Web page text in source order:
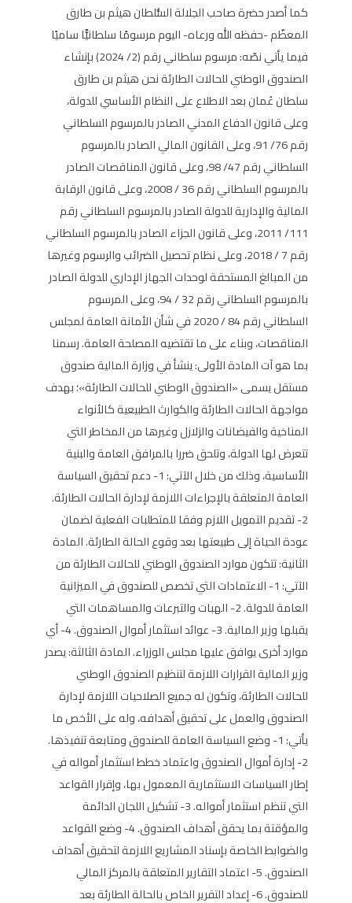
كما أصدر حضرة صاحب الجلالة السُّلطان هيثم بن طارق
المعظّم -حفظه الله ورعاه- اليوم مرسومًا سلطانيًّا ساميًا
فيما يأتي نصّه: مرسوم سلطاني رقم (2/ 2024) بإنشاء
الصندوق الوطني للحالات الطارئة نحن هيثم بن طارق
سلطان عُمان بعد الاطلاع على النظام الأساسي للدولة،
وعلى قانون الدفاع المدني الصادر بالمرسوم السلطاني
رقم 76/ 91، وعلى القانون المالي الصادر بالمرسوم
السلطاني رقم 47/ 98، وعلى قانون المناقصات الصادر
بالمرسوم السلطاني رقم 36 / 2008، وعلى قانون الرقابة
المالية والإدارية للدولة الصادر بالمرسوم السلطاني رقم
111/ 2011، وعلى قانون الجزاء الصادر بالمرسوم السلطاني
رقم 7 / 2018، وعلى نظام تحصيل الضرائب والرسوم وغيرها
من المبالغ المستحقة لوحدات الجهاز الإداري للدولة الصادر
بالمرسوم السلطاني رقم 32 / 94، وعلى المرسوم
السلطاني رقم 84 / 2020 في شأن الأمانة العامة لمجلس
المناقصات، وبناء على ما تقتضيه المصلحة العامة. رسمنا
بما هو آت المادة الأولى: ينشأ في وزارة المالية صندوق
مستقل يسمى «الصندوق الوطني للحالات الطارئة»؛ بهدف
مواجهة الحالات الطارئة والكوارث الطبيعية كالأنواء
المناخية والفيضانات والزلازل وغيرها من المخاطر التي
تتعرض لها الدولة، وتلحق ضررا بالمرافق العامة والبنية
الأساسية، وذلك من خلال الآتي: 1- دعم تحقيق السياسة
العامة المتعلقة بالإجراءات اللازمة لإدارة الحالات الطارئة.
2- تقديم التمويل اللازم وفقا للمتطلبات الفعلية لضمان
عودة الحياة إلى طبيعتها بعد وقوع الحالة الطارئة. المادة
الثانية: تتكون موارد الصندوق الوطني للحالات الطارئة من
الآتي: 1- الاعتمادات التي تخصص للصندوق في الميزانية
العامة للدولة. 2- الهبات والتبرعات والمساهمات التي
يقبلها وزير المالية. 3- عوائد استثمار أموال الصندوق. 4- أي
موارد أخرى يوافق عليها مجلس الوزراء. المادة الثالثة: يصدر
وزير المالية القرارات اللازمة لتنظيم الصندوق الوطني
للحالات الطارئة، وتكون له جميع الصلاحيات اللازمة لإدارة
الصندوق والعمل على تحقيق أهدافه، وله على الأخص ما
يأتي: 1- وضع السياسة العامة للصندوق ومتابعة تنفيذها.
2- إدارة أموال الصندوق واعتماد خطط استثمار أمواله في
إطار السياسات الاستثمارية المعمول بها، وإقرار القواعد
التي تنظم استثمار أمواله. 3- تشكيل اللجان الدائمة
والمؤقتة بما يحقق أهداف الصندوق. 4- وضع القواعد
والضوابط الخاصة بإسناد المشاريع اللازمة لتحقيق أهداف
الصندوق. 5- اعتماد التقارير المتعلقة بالمركز المالي
للصندوق. 6- إعداد التقرير الخاص بالحالة الطارئة بعد